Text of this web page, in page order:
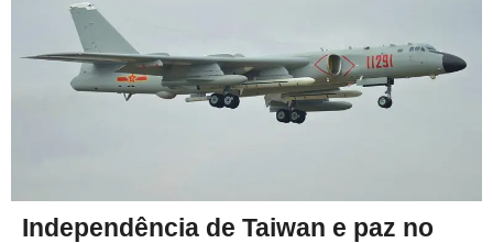
Independência de Taiwan e paz no